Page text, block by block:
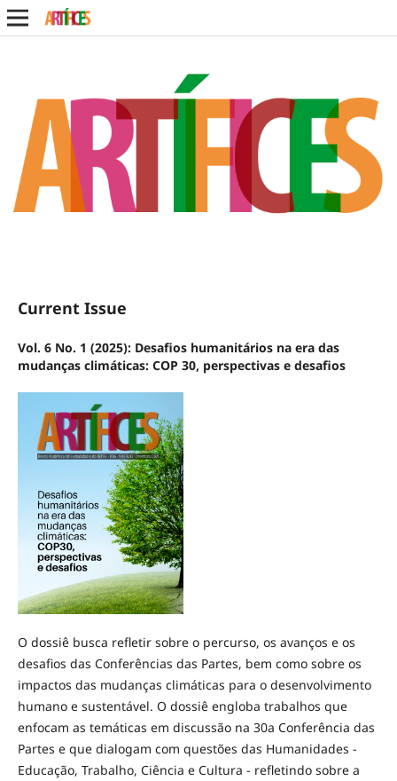
Current Issue
Vol. 6 No. 1 (2025): Desafios humanitários na era das
mudanças climáticas: COP 30, perspectivas e desafios
O dossiê busca refletir sobre o percurso, os avanços e os
desafios das Conferências das Partes, bem como sobre os
impactos das mudanças climáticas para o desenvolvimento
humano e sustentável. O dossiê engloba trabalhos que
enfocam as temáticas em discussão na 30a Conferência das
Partes e que dialogam com questões das Humanidades -
Educação, Trabalho, Ciência e Cultura - refletindo sobre a